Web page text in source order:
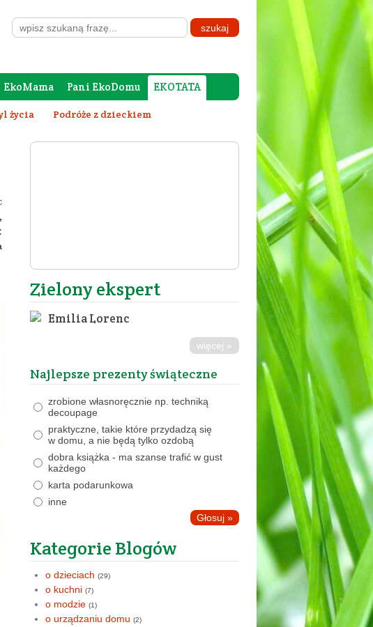
EkoMama Pani EkoDomu EKOTATA
życia Podróże z dzieckiem
Zielony ekspert
Emilia Lorenc
więcej »
Najlepsze prezenty świąteczne
zrobione własnoręcznie np. techniką
decoupage
praktyczne, takie które przydadzą się
w domu, a nie będą tylko ozdobą
dobra książka - ma szanse trafić w gust
każdego
karta podarunkowa
inne
Kategorie Blogów
o dzieciach (29)
o kuchni (7)
o modzie (1)
o urządzaniu domu (2)